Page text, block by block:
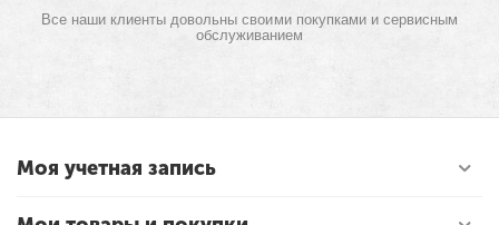
Все наши клиенты довольны своими покупками и сервисным
обслуживанием
Моя учетная запись